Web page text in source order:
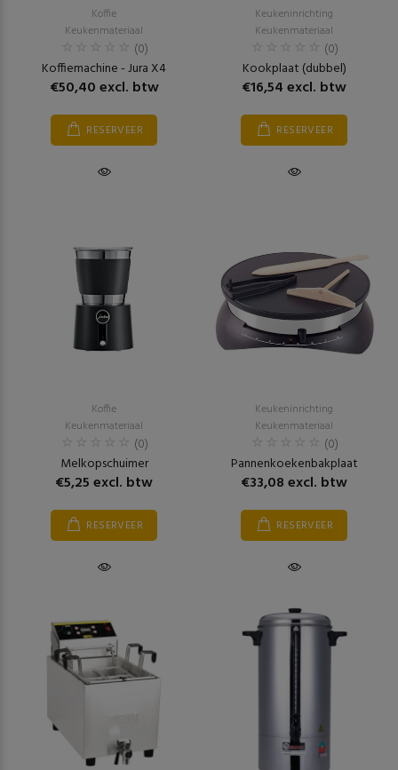
Koffie
Keukenmateriaal
(0)
Koffiemachine - Jura X4
€50,40 excl. btw
RESERVEER
Keukeninrichting
Keukenmateriaal
(0)
Kookplaat (dubbel)
€16,54 excl. btw
RESERVEER
Koffie
Keukenmateriaal
(0)
Melkopschuimer
€5,25 excl. btw
RESERVEER
Keukeninrichting
Keukenmateriaal
(0)
Pannenkoekenbakplaat
€33,08 excl. btw
RESERVEER